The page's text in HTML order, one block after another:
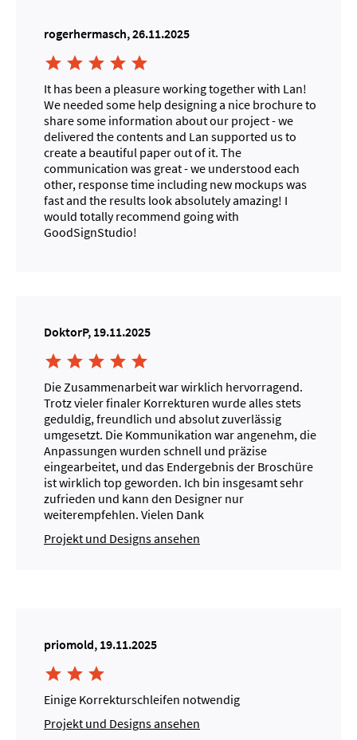
rogerhermasch, 26.11.2025
    
It has been a pleasure working together with Lan!
We needed some help designing a nice brochure to
share some information about our project - we
delivered the contents and Lan supported us to
create a beautiful paper out of it. The
communication was great - we understood each
other, response time including new mockups was
fast and the results look absolutely amazing! I
would totally recommend going with
GoodSignStudio!
DoktorP, 19.11.2025
    
Die Zusammenarbeit war wirklich hervorragend.
Trotz vieler finaler Korrekturen wurde alles stets
geduldig, freundlich und absolut zuverlässig
umgesetzt. Die Kommunikation war angenehm, die
Anpassungen wurden schnell und präzise
eingearbeitet, und das Endergebnis der Broschüre
ist wirklich top geworden. Ich bin insgesamt sehr
zufrieden und kann den Designer nur
weiterempfehlen. Vielen Dank
Projekt und Designs ansehen
priomold, 19.11.2025
  
Einige Korrekturschleifen notwendig
Projekt und Designs ansehen